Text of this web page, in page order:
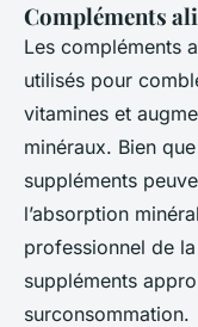
Compléments
Les compléments
utilisés pour
vitamines et
minéraux. Bien
suppléments
l’absorption
professionnel de
suppléments
surconsommation.